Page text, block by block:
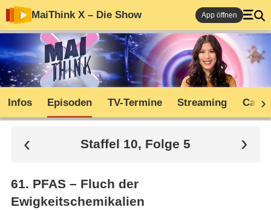
MaiThink X – Die Show App öffnen
Infos Episoden TV-Termine Streaming Cast
Staffel 10, Folge 5
61. PFAS – Fluch der
Ewigkeitschemikalien